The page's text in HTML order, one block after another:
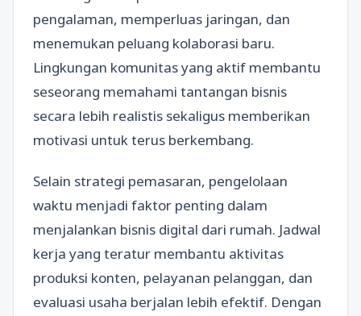
pengalaman, memperluas jaringan, dan
menemukan peluang kolaborasi baru.
Lingkungan komunitas yang aktif membantu
seseorang memahami tantangan bisnis
secara lebih realistis sekaligus memberikan
motivasi untuk terus berkembang.
Selain strategi pemasaran, pengelolaan
waktu menjadi faktor penting dalam
menjalankan bisnis digital dari rumah. Jadwal
kerja yang teratur membantu aktivitas
produksi konten, pelayanan pelanggan, dan
evaluasi usaha berjalan lebih efektif. Dengan